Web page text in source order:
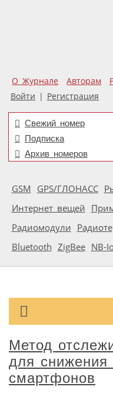
О Журнале Авторам
Войти | Регистрация
Свежий номер
Подписка
Архив номеров
GSM GPS/ГЛОНАСС
Интернет вещей
Радиомодули
Bluetooth ZigBee NB-
Метод
для снижения
смартфонов